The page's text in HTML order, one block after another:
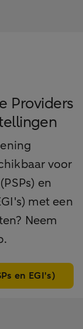
Providers
voor
en
met een
Neem
en EGI's)